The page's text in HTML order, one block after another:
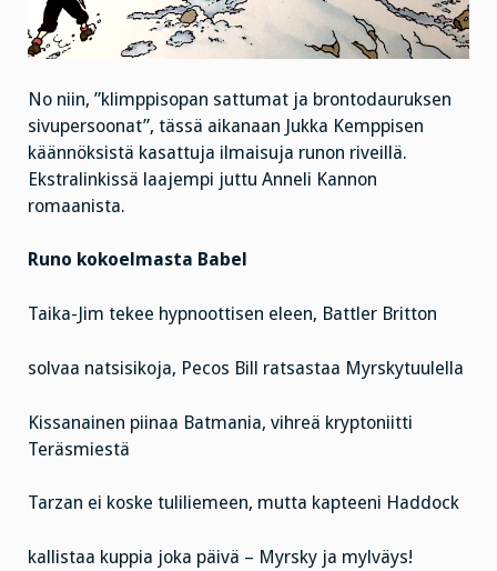
No niin, ”klimppisopan sattumat ja brontodauruksen
sivupersoonat”, tässä aikanaan Jukka Kemppisen
käännöksistä kasattuja ilmaisuja runon riveillä.
Ekstralinkissä laajempi juttu Anneli Kannon
romaanista.
Runo kokoelmasta Babel
Taika-Jim tekee hypnoottisen eleen, Battler Britton
solvaa natsisikoja, Pecos Bill ratsastaa Myrskytuulella
Kissanainen piinaa Batmania, vihreä kryptoniitti
Teräsmiestä
Tarzan ei koske tuliliemeen, mutta kapteeni Haddock
kallistaa kuppia joka päivä – Myrsky ja mylväys!